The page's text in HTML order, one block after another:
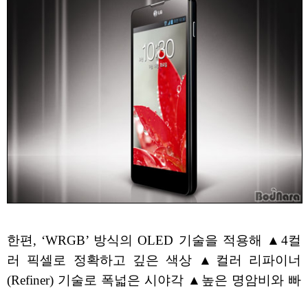
한편, ‘WRGB’ 방식의 OLED 기술을 적용해 ▲4컬
러 픽셀로 정확하고 깊은 색상 ▲컬러 리파이너
(Refiner) 기술로 폭넓은 시야각 ▲높은 명암비와 빠